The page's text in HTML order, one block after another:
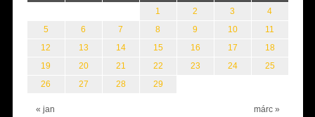
« jan márc »
1 2 3
4
5
6 7 8 9 10
11
12
13 14 15 16 17
18
19
20 21 22 23 24
25
26
27 28 29